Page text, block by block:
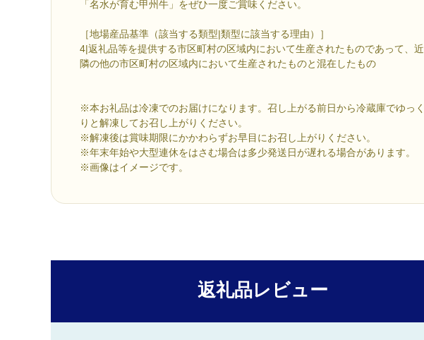
「名水が育む甲州牛」をぜひ一度ご賞味ください。
［地場産品基準（該当する類型|類型に該当する理由）］
4|返礼品等を提供する市区町村の区域内において生産されたものであって、近
隣の他の市区町村の区域内において生産されたものと混在したもの
※本お礼品は冷凍でのお届けになります。召し上がる前日から冷蔵庫でゆっく
りと解凍してお召し上がりください。
※解凍後は賞味期限にかかわらずお早目にお召し上がりください。
※年末年始や大型連休をはさむ場合は多少発送日が遅れる場合があります。
※画像はイメージです。
返礼品レビュー